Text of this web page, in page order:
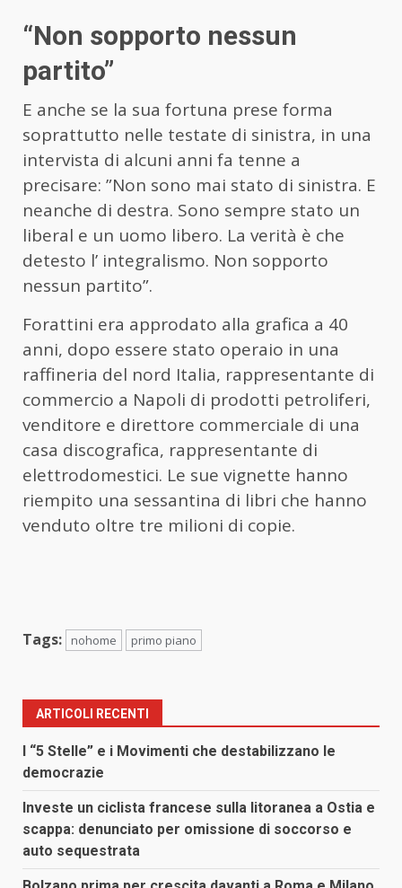
“Non sopporto nessun
partito”
E anche se la sua fortuna prese forma
soprattutto nelle testate di sinistra, in una
intervista di alcuni anni fa tenne a
precisare: ”Non sono mai stato di sinistra. E
neanche di destra. Sono sempre stato un
liberal e un uomo libero. La verità è che
detesto l’ integralismo. Non sopporto
nessun partito”.
Forattini era approdato alla grafica a 40
anni, dopo essere stato operaio in una
raffineria del nord Italia, rappresentante di
commercio a Napoli di prodotti petroliferi,
venditore e direttore commerciale di una
casa discografica, rappresentante di
elettrodomestici. Le sue vignette hanno
riempito una sessantina di libri che hanno
venduto oltre tre milioni di copie.
Tags: nohome primo piano
ARTICOLI RECENTI
I “5 Stelle” e i Movimenti che destabilizzano le
democrazie
Investe un ciclista francese sulla litoranea a Ostia e
scappa: denunciato per omissione di soccorso e
auto sequestrata